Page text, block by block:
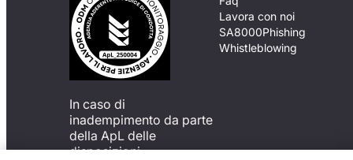
In caso di
inadempimento da parte
della ApL delle
disposizioni
Lavora con noi
SA8000Phishing
Whistleblowing